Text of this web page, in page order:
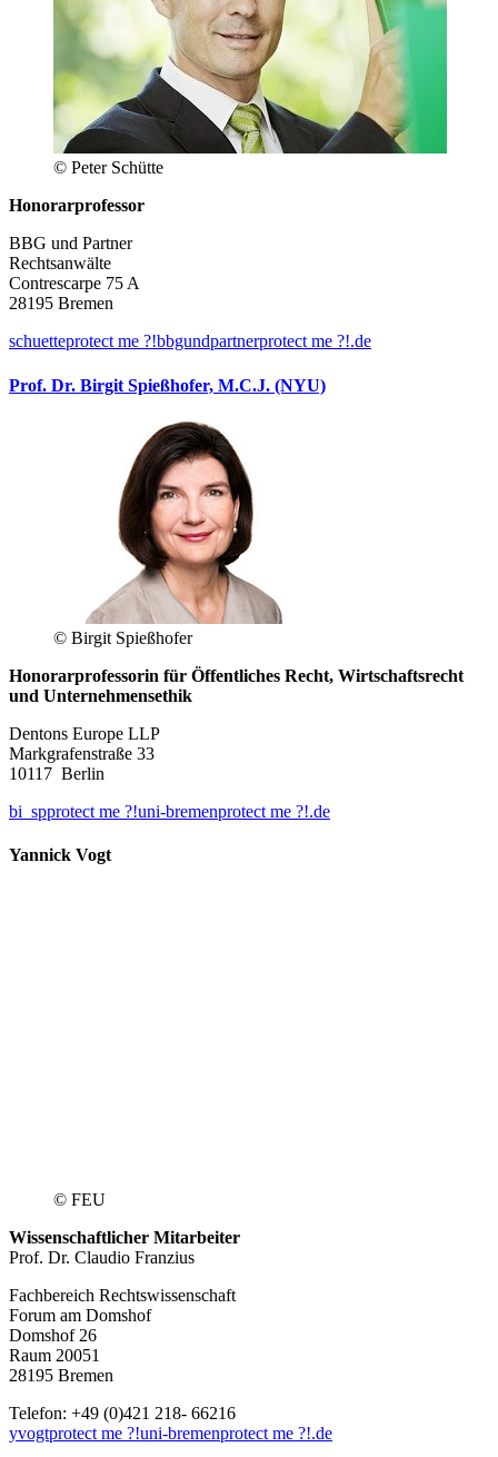
© Peter Schütte
Honorarprofessor
BBG und Partner
Rechtsanwälte
Contrescarpe 75 A
28195 Bremen
schuetteprotect me ?!bbgundpartnerprotect me ?!.de
Prof. Dr. Birgit Spießhofer, M.C.J. (NYU)
© Birgit Spießhofer
Honorarprofessorin für Öffentliches Recht, Wirtschaftsrecht
und Unternehmensethik
Dentons Europe LLP
Markgrafenstraße 33
10117 Berlin
bi_spprotect me ?!uni-bremenprotect me ?!.de
Yannick Vogt
© FEU
Wissenschaftlicher Mitarbeiter
Prof. Dr. Claudio Franzius
Fachbereich Rechtswissenschaft
Forum am Domshof
Domshof 26
Raum 20051
28195 Bremen
Telefon: +49 (0)421 218- 66216
yvogtprotect me ?!uni-bremenprotect me ?!.de